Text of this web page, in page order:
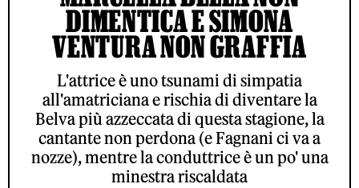
DIMENTICA E SIMONA
VENTURA NON GRAFFIA
L'attrice è uno tsunami di simpatia
all'amatriciana e rischia di diventare la
Belva più azzeccata di questa stagione, la
cantante non perdona (e Fagnani ci va a
nozze), mentre la conduttrice è un po' una
minestra riscaldata